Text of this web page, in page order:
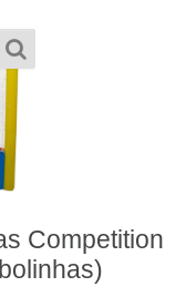
Competition